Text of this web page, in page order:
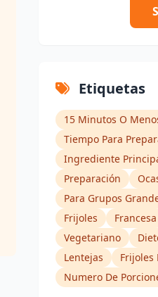
Etiquetas
15 Minutos O
Tiempo Para
Ingrediente
Preparación
Para Grupos
Frijoles
Francesa
Vegetariano
Lentejas
Frijoles
Numero De